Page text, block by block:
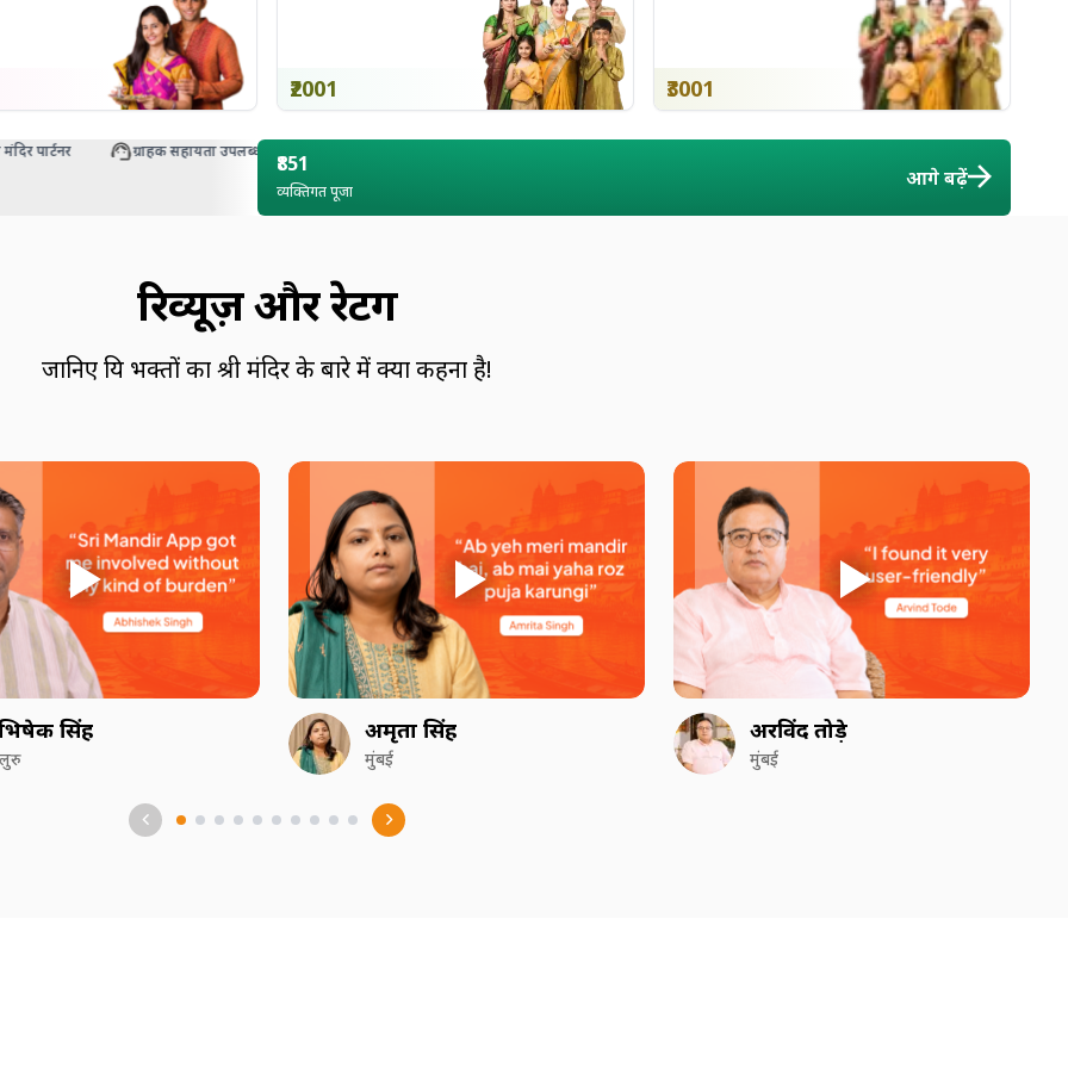
₹2001 ₹3001
ग्राहक सहायता उपलब्ध ₹851
व्यक्तिगत पूजा
आगे बढ़ें
रिव्यूज़ और रेटिंग
जानिए प्रिय भक्तों का श्री मंदिर के बारे में क्या कहना है!
सिंह अमृता सिंह
मुंबई
अरविंद तोड़े
मुंबई